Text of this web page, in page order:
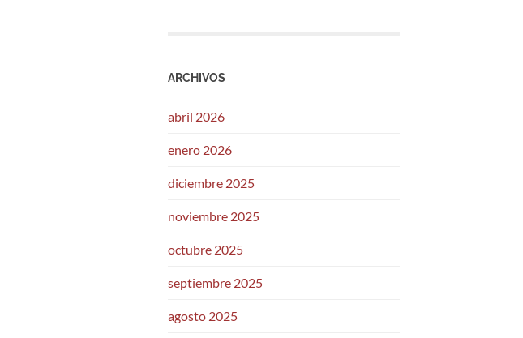
ARCHIVOS
abril 2026
enero 2026
diciembre 2025
noviembre 2025
octubre 2025
septiembre 2025
agosto 2025